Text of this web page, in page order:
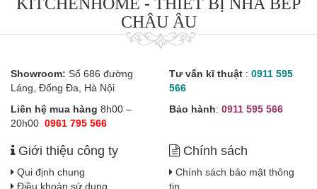
CHÂU ÂU
Showroom: Số 686 đường
Láng, Đống Đa, Hà Nội
Liên hệ mua hàng 8h00 –
20h00 0961 795 566
Tư vấn kĩ thuật : 0911 595
566
Bảo hành: 0911 595 566
Giới thiệu công ty
Qui định chung
Điều khoản sử dụng
Chính sách
Chính sách bảo mật thông
tin